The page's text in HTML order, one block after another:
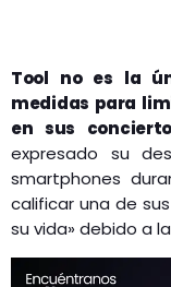
Tool no es la
medidas para
en sus
expresado su
smartphones
calificar una de
su vida» debido a